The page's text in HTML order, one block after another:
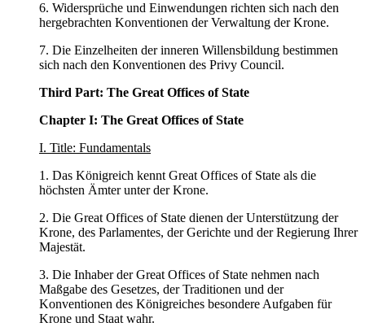
6. Widersprüche und Einwendungen richten sich nach den
hergebrachten Konventionen der Verwaltung der Krone.
7. Die Einzelheiten der inneren Willensbildung bestimmen
sich nach den Konventionen des Privy Council.
Third Part: The Great Offices of State
Chapter I: The Great Offices of State
I. Title: Fundamentals
1. Das Königreich kennt Great Offices of State als die
höchsten Ämter unter der Krone.
2. Die Great Offices of State dienen der Unterstützung der
Krone, des Parlamentes, der Gerichte und der Regierung Ihrer
Majestät.
3. Die Inhaber der Great Offices of State nehmen nach
Maßgabe des Gesetzes, der Traditionen und der
Konventionen des Königreiches besondere Aufgaben für
Krone und Staat wahr.